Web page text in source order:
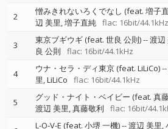
2 憎みきれないろくでなし (feat. 増子
辺 美里 増子直純 flac: 16bit/44.1kHz
3 東京ブギウギ (feat. 世良 公則)--渡辺
良 公則
flac: 16bit/44.1kHz
4 ウナ・セラ・ディ東京 (feat. LiLiCo)--
里 LiLiCo flac: 16bit/44.1kHz
5 グッド・ナイト・ベイビー (feat. 真
渡辺 美里 真藤敬利 flac: 16bit/
L-O-V-E (feat. 小堺 一機)--渡辺 美里